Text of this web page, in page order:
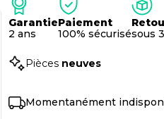
Garantie
2 ans
Paiement
100% sécurisésous
Pièces neuves
Momentanément